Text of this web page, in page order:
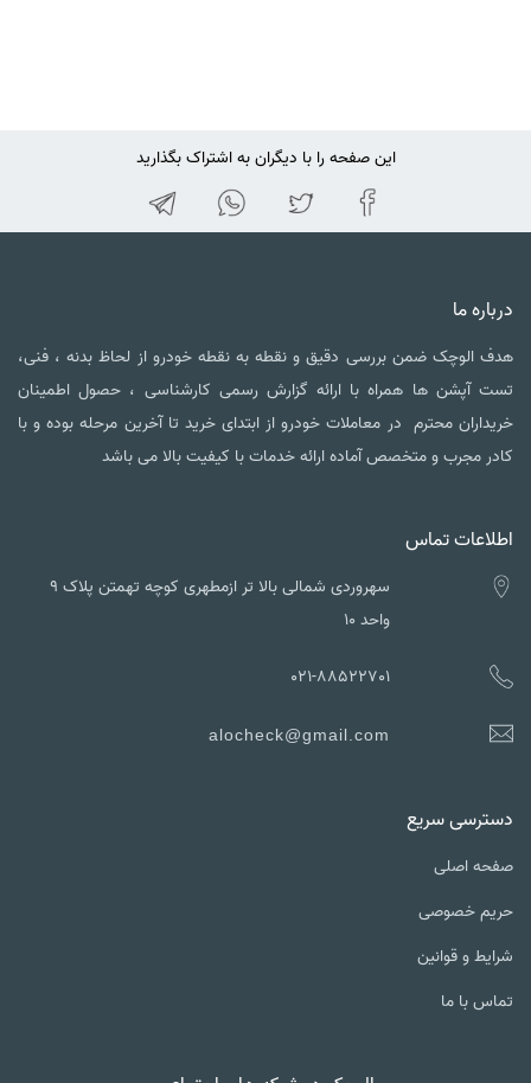
این صفحه را با دیگران به اشتراک بگذارید
درباره ما
هدف الوچک ضمن بررسی دقیق و نقطه به نقطه خودرو از لحاظ بدنه ، فنی،
تست آپشن ها همراه با ارائه گزارش رسمی کارشناسی ، حصول اطمینان
خریداران محترم در معاملات خودرو از ابتدای خرید تا آخرین مرحله بوده و با
کادر مجرب و متخصص آماده ارائه خدمات با کیفیت بالا می باشد
اطلاعات تماس
سهروردی شمالی بالا تر ازمطهری کوچه تهمتن پلاک ۹
واحد ۱۰
021-88522701
alocheck@gmail.com
دسترسی سریع
صفحه اصلی
حریم خصوصی
شرایط و قوانین
تماس با ما